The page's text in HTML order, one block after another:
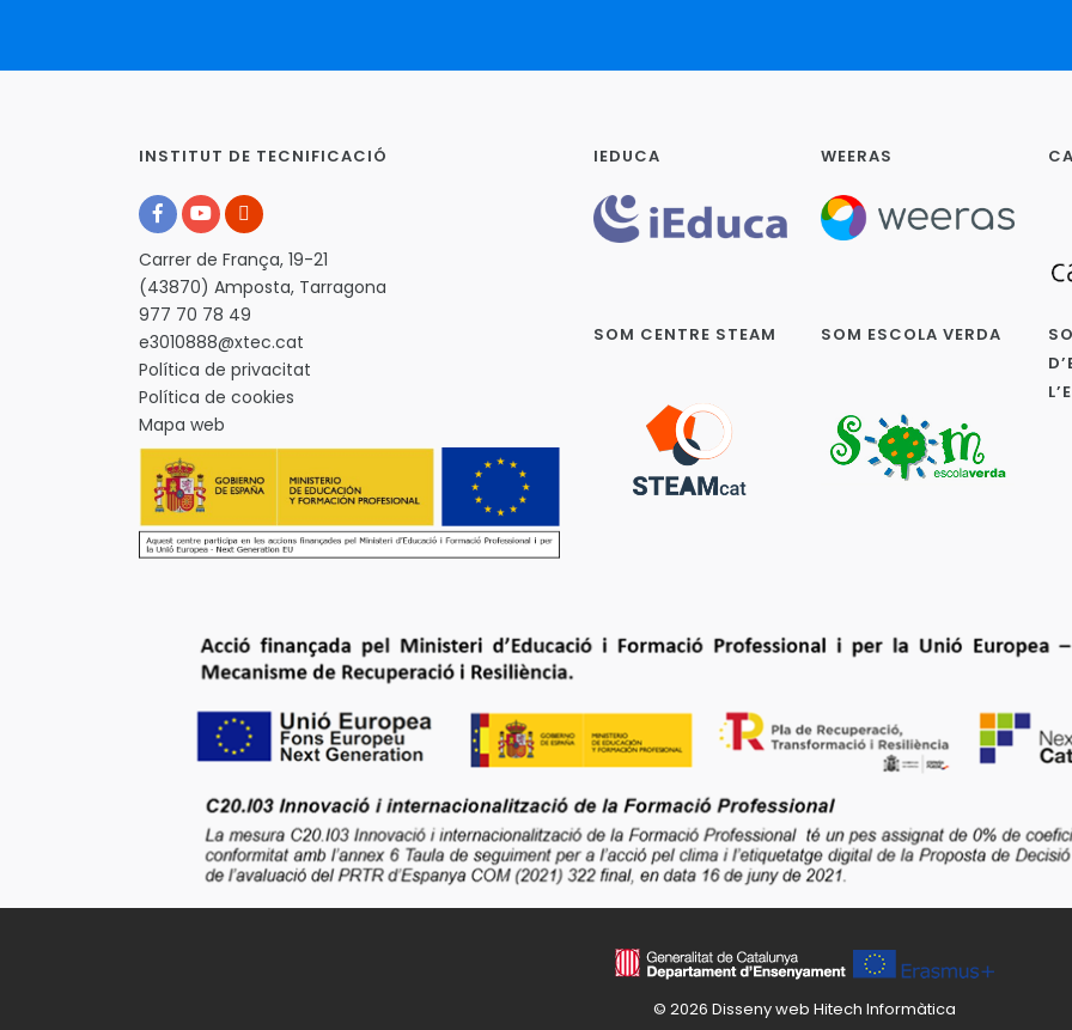
INSTITUT DE TECNIFICACIÓ
Carrer de França, 19-21
(43870) Amposta, Tarragona
977 70 78 49
e3010888@xtec.cat
Política de privacitat
Política de cookies
Mapa web
IEDUCA WEERAS
SOM CENTRE STEAM SOM ESCOLA VERDA
© 2026 Disseny web Hitech Informàtica